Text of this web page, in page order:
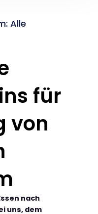
Alle
für
von
nach
uns, dem